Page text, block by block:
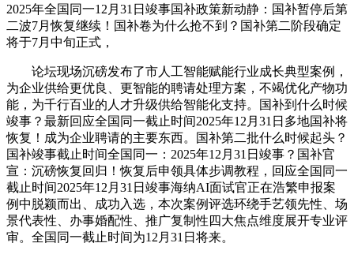
2025年全国同一12月31日竣事国补政策新动静：国补暂停后第
二波7月恢复继续！国补卷为什么抢不到？国补第二阶段确定
将于7月中旬正式，
论坛现场沉磅发布了市人工智能赋能行业成长典型案例，
为企业供给更优良、更智能的聘请处理方案，不竭优化产物功
能，为千行百业的人才升级供给智能化支持。国补到什么时候
竣事？最新回应全国同一截止时间2025年12月31日多地国补将
恢复！成为企业聘请的主要东西。国补第二批什么时候起头？
国补竣事截止时间全国同一：2025年12月31日竣事？国补官
宣：沉磅恢复回归！恢复后申领具体步调教程，回应全国同一
截止时间2025年12月31日竣事海纳AI面试官正在浩繁申报案
例中脱颖而出、成功入选，本次案例评选环绕手艺领先性、场
景代表性、办事婚配性、推广复制性四大焦点维度展开专业评
审。全国同一截止时间为12月31日将来。